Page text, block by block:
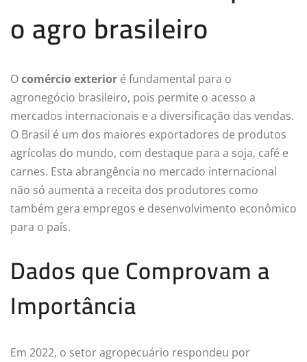
o agro brasileiro
Ocomércio exterior é fundamental para o
agronegócio brasileiro, pois permite o acesso a
mercados internacionais e a diversificação das vendas.
O Brasil é um dos maiores exportadores de produtos
agrícolas do mundo, com destaque para a soja, café e
carnes. Esta abrangência no mercado internacional
não só aumenta a receita dos produtores como
também gera empregos e desenvolvimento econômico
para o país.
Dados que Comprovam a
Importância
Em 2022, o setor agropecuário respondeu por